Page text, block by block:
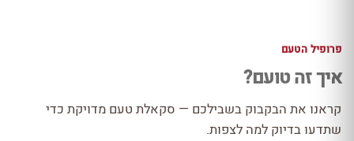
פרופיל הטעם
איך זה טועם?
קראנו את הבקבוק בשבילכם — סקאלת טעם מדויקת כדי
שתדעו בדיוק למה לצפות.